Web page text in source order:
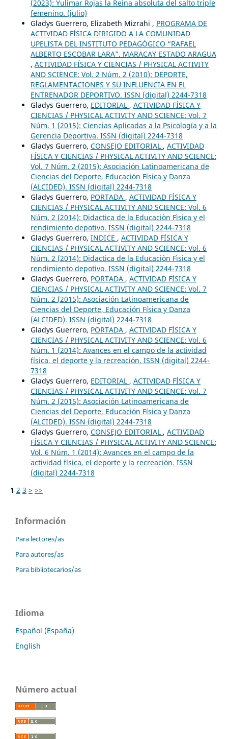
(2023): Yulimar Rojas la Reina absoluta del salto triple
femenino. (julio)
Gladys Guerrero, Elizabeth Mizrahi , PROGRAMA DE
ACTIVIDAD FÍSICA DIRIGIDO A LA COMUNIDAD
UPELISTA DEL INSTITUTO PEDAGÓGICO “RAFAEL
ALBERTO ESCOBAR LARA”. MARACAY ESTADO ARAGUA
, ACTIVIDAD FÍSICA Y CIENCIAS / PHYSICAL ACTIVITY
AND SCIENCE: Vol. 2 Núm. 2 (2010): DEPORTE,
REGLAMENTACIONES Y SU INFLUENCIA EN EL
ENTRENADOR DEPORTIVO. ISSN (digital) 2244-7318
Gladys Guerrero, EDITORIAL , ACTIVIDAD FÍSICA Y
CIENCIAS / PHYSICAL ACTIVITY AND SCIENCE: Vol. 7
Núm. 1 (2015): Ciencias Aplicadas a la Psicología y a la
Gerencia Deportiva. ISSN (digital) 2244-7318
Gladys Guerrero, CONSEJO EDITORIAL , ACTIVIDAD
FÍSICA Y CIENCIAS / PHYSICAL ACTIVITY AND SCIENCE:
Vol. 7 Núm. 2 (2015): Asociación Latinoamericana de
Ciencias del Deporte, Educación Física y Danza
(ALCIDED). ISSN (digital) 2244-7318
Gladys Guerrero, PORTADA , ACTIVIDAD FÍSICA Y
CIENCIAS / PHYSICAL ACTIVITY AND SCIENCE: Vol. 6
Núm. 2 (2014): Didactica de la Educaciòn Fìsica y el
rendimiento depotivo. ISSN (digital) 2244-7318
Gladys Guerrero, INDICE , ACTIVIDAD FÍSICA Y
CIENCIAS / PHYSICAL ACTIVITY AND SCIENCE: Vol. 6
Núm. 2 (2014): Didactica de la Educaciòn Fìsica y el
rendimiento depotivo. ISSN (digital) 2244-7318
Gladys Guerrero, PORTADA , ACTIVIDAD FÍSICA Y
CIENCIAS / PHYSICAL ACTIVITY AND SCIENCE: Vol. 7
Núm. 2 (2015): Asociación Latinoamericana de
Ciencias del Deporte, Educación Física y Danza
(ALCIDED). ISSN (digital) 2244-7318
Gladys Guerrero, PORTADA , ACTIVIDAD FÍSICA Y
CIENCIAS / PHYSICAL ACTIVITY AND SCIENCE: Vol. 6
Núm. 1 (2014): Avances en el campo de la actividad
física, el deporte y la recreación. ISSN (digital) 2244-
7318
Gladys Guerrero, EDITORIAL , ACTIVIDAD FÍSICA Y
CIENCIAS / PHYSICAL ACTIVITY AND SCIENCE: Vol. 7
Núm. 2 (2015): Asociación Latinoamericana de
Ciencias del Deporte, Educación Física y Danza
(ALCIDED). ISSN (digital) 2244-7318
Gladys Guerrero, CONSEJO EDITORIAL , ACTIVIDAD
FÍSICA Y CIENCIAS / PHYSICAL ACTIVITY AND SCIENCE:
Vol. 6 Núm. 1 (2014): Avances en el campo de la
actividad física, el deporte y la recreación. ISSN
(digital) 2244-7318
1 2 3 > >>
Información
Para lectores/as
Para autores/as
Para bibliotecarios/as
Idioma
Español (España)
English
Número actual